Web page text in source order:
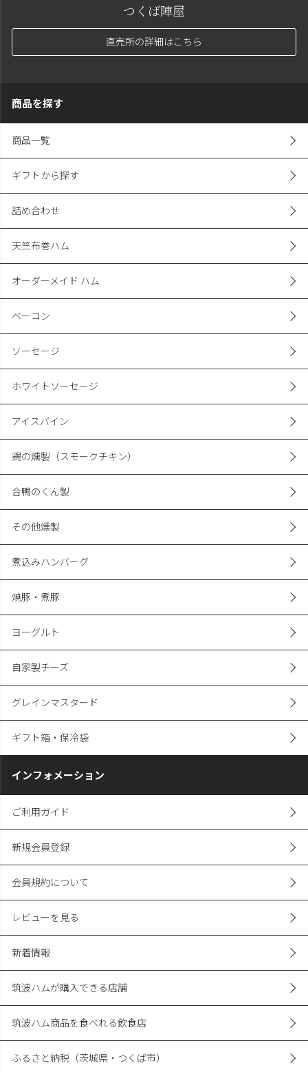
つくば陣屋
直売所の詳細はこちら
商品を探す
商品一覧
ギフトから探す
詰め合わせ
天竺布巻ハム
オーダーメイド ハム
ベーコン
ソーセージ
ホワイトソーセージ
アイスバイン
鶏の燻製（スモークチキン）
合鴨のくん製
その他燻製
煮込みハンバーグ
焼豚・煮豚
ヨーグルト
自家製チーズ
グレインマスタード
ギフト箱・保冷袋
インフォメーション
ご利用ガイド
新規会員登録
会員規約について
レビューを見る
新着情報
筑波ハムが購入できる店舗
筑波ハム商品を食べれる飲食店
ふるさと納税（茨城県・つくば市）